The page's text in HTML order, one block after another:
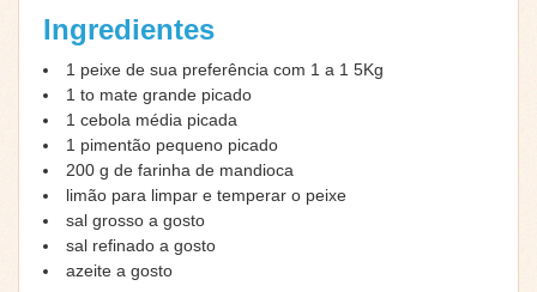
Ingredientes
1 peixe de sua preferência com 1 a 1 5Kg
1 to mate grande picado
1 cebola média picada
1 pimentão pequeno picado
200 g de farinha de mandioca
limão para limpar e temperar o peixe
sal grosso a gosto
sal refinado a gosto
azeite a gosto